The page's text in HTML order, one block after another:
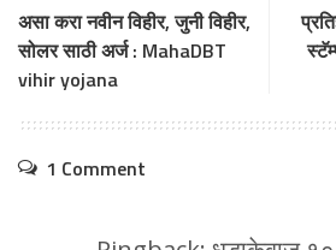
असा करा नवीन विहीर, जुनी विहीर,
सोलर साठी अर्ज : MahaDBT
vihir yojana
1 Comment